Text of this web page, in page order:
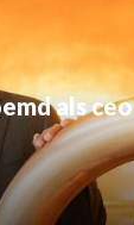
als ceo